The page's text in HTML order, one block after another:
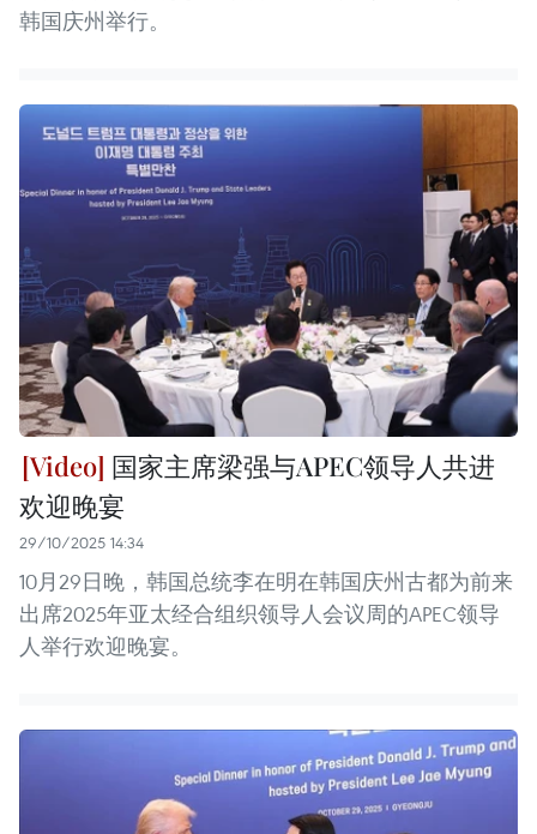
韩国庆州举行。
国家主席梁强与APEC领导人共进
欢迎晚宴
29/10/2025 14:34
10月29日晚，韩国总统李在明在韩国庆州古都为前来
出席2025年亚太经合组织领导人会议周的APEC领导
人举行欢迎晚宴。